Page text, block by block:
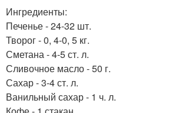
Ингредиенты:
Печенье - 24-32 шт.
Творог - 0, 4-0, 5 кг.
Сметана - 4-5 ст. л.
Сливочное масло - 50 г.
Сахар - 3-4 ст. л.
Ванильный сахар - 1 ч. л.